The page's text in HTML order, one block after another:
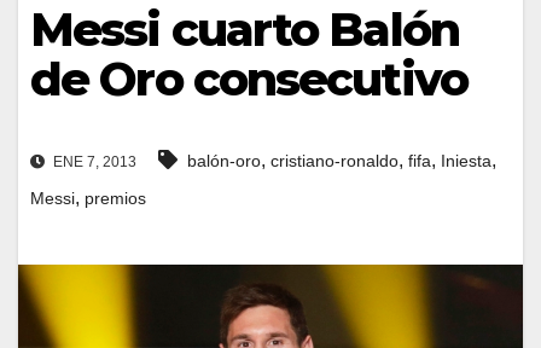
Messi cuarto Balón
de Oro consecutivo
ENE 7, 2013 balón-oro, cristiano-ronaldo, fifa, Iniesta,
Messi, premios